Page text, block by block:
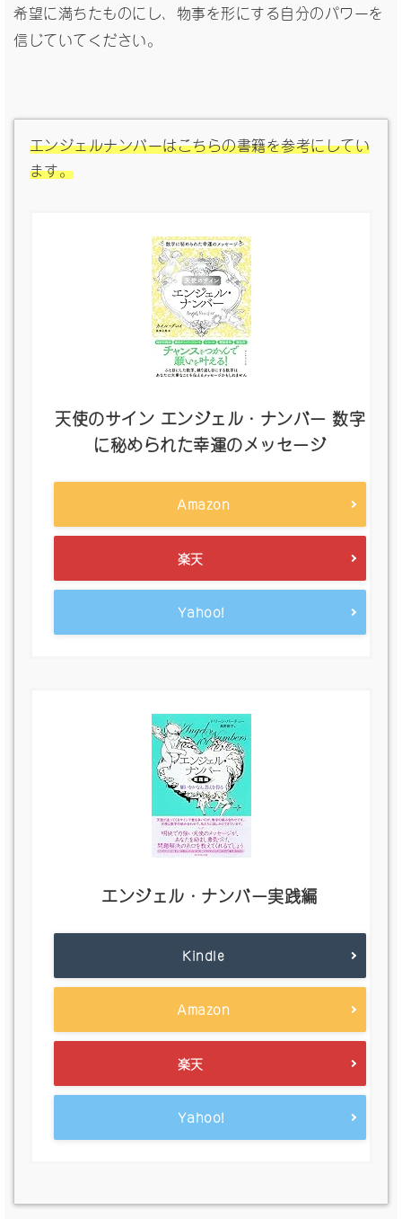
希望に満ちたものにし、物事を形にする自分のパワーを
信じていてください。
エンジェルナンバーはこちらの書籍を参考にしてい
ます。
天使のサイン エンジェル・ナンバー 数字
に秘められた幸運のメッセージ
Amazon
楽天
Yahoo!
エンジェル・ナンバー実践編
Kindle
Amazon
楽天
Yahoo!